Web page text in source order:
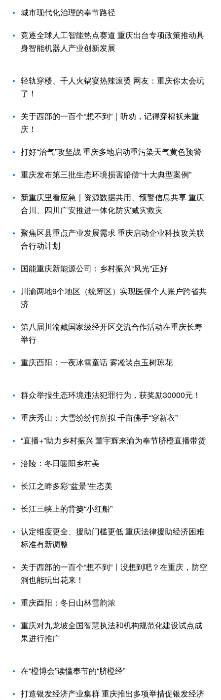
城市现代化治理的奉节路径
竞逐全球人工智能热点赛道 重庆出台专项政策推动具
身智能机器人产业创新发展
轻轨穿楼、千人火锅宴热辣滚烫 网友：重庆你太会玩
了！
关于西部的一百个“想不到”｜听劝，记得穿棉袄来重
庆！
打好“治气”攻坚战 重庆多地启动重污染天气黄色预警
重庆发布第三批生态环境损害赔偿“十大典型案例”
新重庆里看应急｜资源数据共用、预警信息共享 重庆
合川、四川广安推进一体化防灾减灾救灾
聚焦区县重点产业发展需求 重庆启动企业科技攻关联
合行动计划
国能重庆新能源公司：乡村振兴“风光”正好
川渝两地9个地区（统筹区）实现医保个人账户跨省共
济
第八届川渝藏国家级经开区交流合作活动在重庆长寿
举行
重庆酉阳：一夜冰雪童话 雾凇装点玉树琼花
群众举报生态环境违法犯罪行为，获奖励30000元！
重庆秀山：大雪纷纷何所拟 千亩佛手“穿新衣”
“直播+”助力乡村振兴 董宇辉来渝为奉节脐橙直播带货
涪陵：冬日暖阳乡村美
长江之畔多彩“盆景”生态美
长江三峡上的背篓“小红船”
认定维度更全、援助门槛更低 重庆法律援助经济困难
标准有新调整
关于西部的一百个“想不到”丨没想到吧？在重庆，防空
洞也能玩出花来！
重庆酉阳：冬日山林雪韵浓
重庆对九龙坡全国智慧执法和机构规范化建设试点成
果进行推广
在“橙博会”读懂奉节的“脐橙经”
打造银发经济产业集群 重庆推出多项举措促银发经济